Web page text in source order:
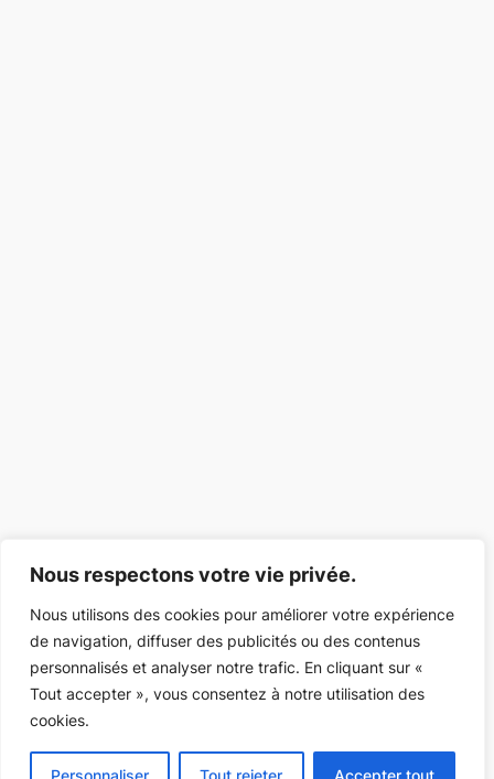
Nous respectons votre vie privée.
Nous utilisons des cookies pour améliorer votre expérience
de navigation, diffuser des publicités ou des contenus
personnalisés et analyser notre trafic. En cliquant sur «
Tout accepter », vous consentez à notre utilisation des
cookies.
Personnaliser Tout rejeter Accepter tout